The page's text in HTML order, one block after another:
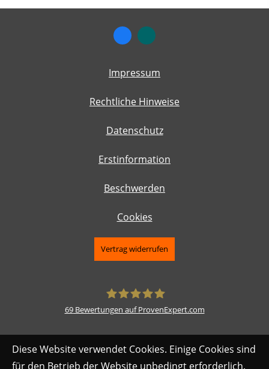
Impressum
Rechtliche Hinweise
Datenschutz
Erstinformation
Beschwerden
Cookies
Vertrag widerrufen
69Bewertungen auf ProvenExpert.com
Diese Website verwendet Cookies. Einige Cookies sind
für den Betrieb der Website unbedingt erforderlich.